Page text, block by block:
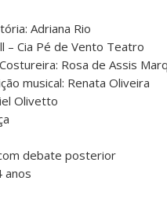
Adriana Rio
– Cia Pé de Vento Teatro
Rosa de Assis
musical: Renata Oliveira
Olivetto
debate posterior
anos